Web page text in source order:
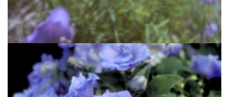
Grasklokje
Campanula rotundifolia